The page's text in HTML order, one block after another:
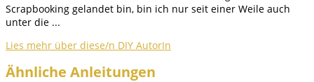
Scrapbooking gelandet bin, bin ich nur seit einer Weile auch
unter die ...
Lies mehr über diese/n DIY AutorIn
Ähnliche Anleitungen